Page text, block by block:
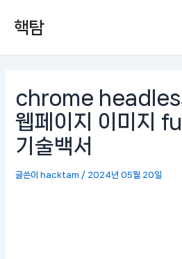
핵탐
chrome
웹페이지 이미지
기술백서
글쓴이hacktam / 2024년 05월 20일